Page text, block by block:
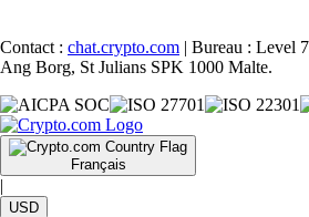
Contact : chat.crypto.com | Bureau : Level
Ang Borg, St Julians SPK 1000 Malte.
Français
|
USD